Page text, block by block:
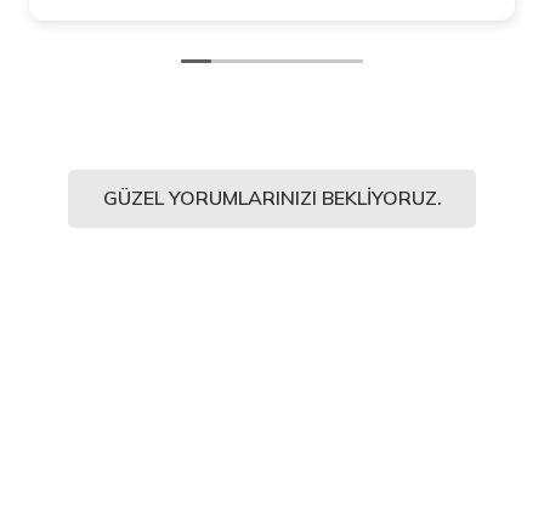
GÜZEL YORUMLARINIZI BEKLIYORUZ.